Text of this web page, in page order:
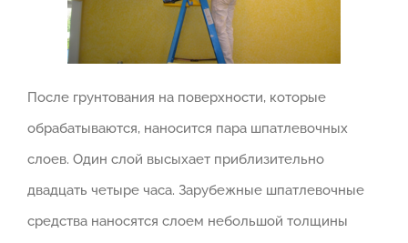
После грунтования на поверхности, которые
обрабатываются, наносится пара шпатлевочных
слоев. Один слой высыхает приблизительно
двадцать четыре часа. Зарубежные шпатлевочные
средства наносятся слоем небольшой толщины